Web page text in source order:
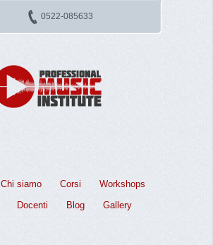
0522-085633
Chi siamo Corsi
Workshops
Docenti Blog
Gallery